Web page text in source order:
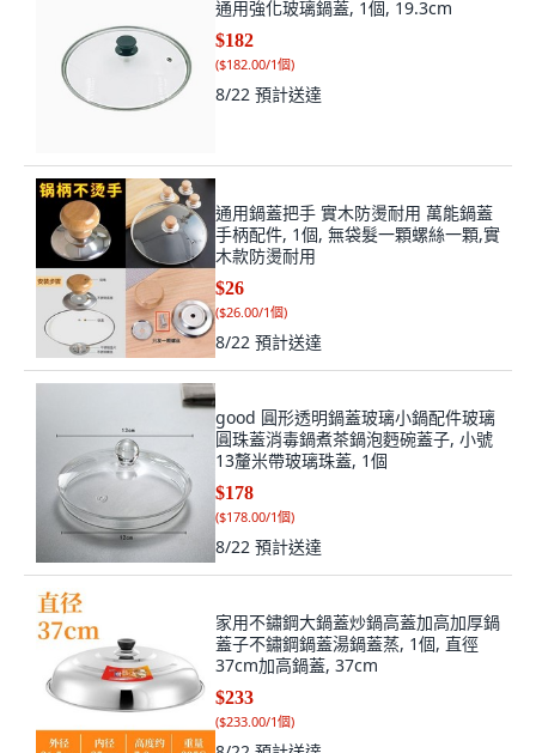
$182
($182.00/1個
8/22預計送達
手柄配件, 1個, 無袋髮一顆螺絲一顆,實
木款防燙耐用
$26
($26.00/1個
8/22預計送達
圓珠蓋消毒鍋煮茶鍋泡麪碗蓋子, 小號
13釐米帶玻璃珠蓋, 1個
$178
($178.00/1個
8/22預計送達
蓋子不鏽鋼鍋蓋湯鍋蓋蒸, 1個, 直徑
37cm加高鍋蓋, 37cm
$233
($233.00/1個
8/22預計送達